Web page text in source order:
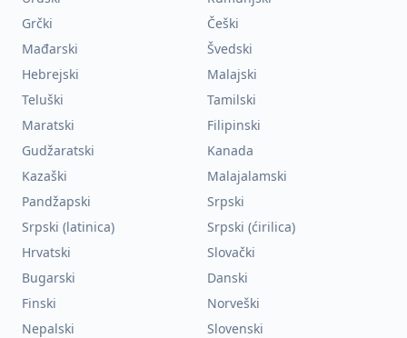
Grčki
Češki
Mađarski
Švedski
Hebrejski
Malajski
Teluški
Tamilski
Maratski
Filipinski
Gudžaratski
Kanada
Kazaški
Malajalamski
Pandžapski
Srpski
Srpski (latinica)
Srpski (ćirilica)
Hrvatski
Slovački
Bugarski
Danski
Finski
Norveški
Nepalski
Slovenski